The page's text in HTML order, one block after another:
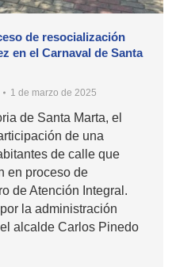
de resocialización
en el Carnaval de Santa
1 de marzo de 2025
de Santa Marta, el
de una
de calle que
en proceso de
de Atención Integral.
la administración
alcalde Carlos Pinedo